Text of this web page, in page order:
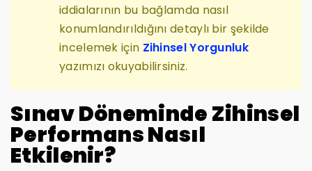
iddialarının bu bağlamda nasıl
konumlandırıldığını detaylı bir şekilde
incelemek için Zihinsel Yorgunluk
yazımızı okuyabilirsiniz.
Sınav Döneminde Zihinsel
Performans Nasıl
Etkilenir?